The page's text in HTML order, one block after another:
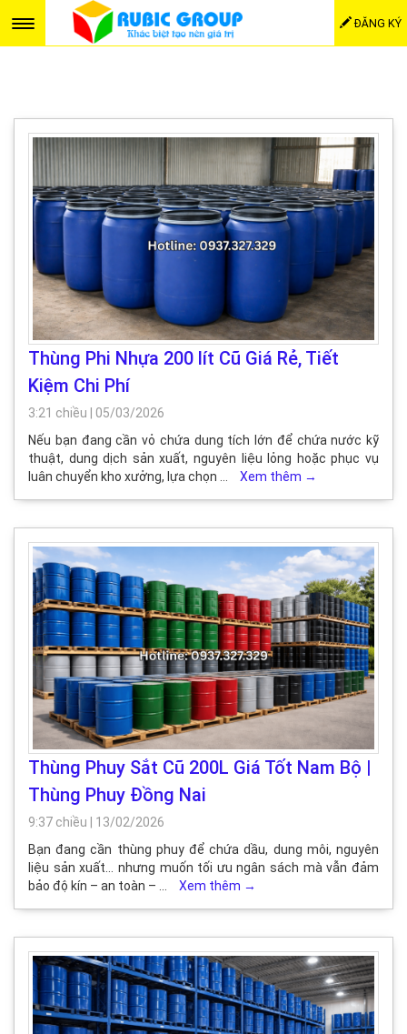
ĐĂNG KÝ
Thùng Phi Nhựa 200 lít Cũ Giá Rẻ, Tiết
Kiệm Chi Phí
3:21 chiều
05/03/2026
Nếu bạn đang cần vỏ chứa dung tích lớn để chứa nước kỹ
thuật, dung dịch sản xuất, nguyên liệu lỏng hoặc phục vụ
luân chuyển kho xưởng, lựa chọn …
Xem thêm →
Thùng Phuy Sắt Cũ 200L Giá Tốt Nam Bộ |
Thùng Phuy Đồng Nai
9:37 chiều
13/02/2026
Bạn đang cần thùng phuy để chứa dầu, dung môi, nguyên
liệu sản xuất… nhưng muốn tối ưu ngân sách mà vẫn đảm
bảo độ kín – an toàn – …
Xem thêm →